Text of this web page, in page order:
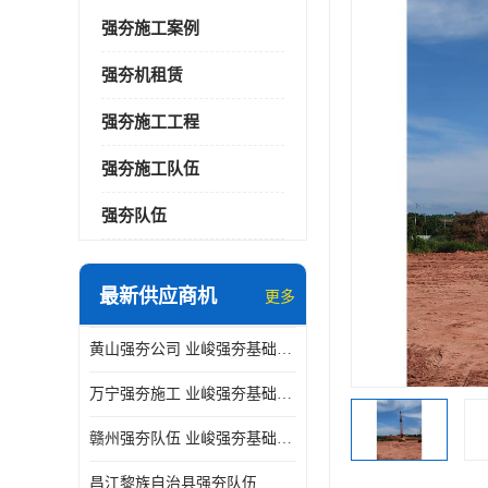
强夯施工案例
强夯机租赁
强夯施工工程
强夯施工队伍
强夯队伍
最新供应商机 更多
黄山强夯公司 业峻强夯基础工程
万宁强夯施工 业峻强夯基础工程
赣州强夯队伍 业峻强夯基础工程
昌江黎族自治县强夯队伍